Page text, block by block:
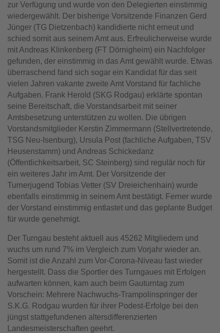
zur Verfügung und wurde von den Delegierten einstimmig
wiedergewählt. Der bisherige Vorsitzende Finanzen Gerd
Jünger (TG Dietzenbach) kandidierte nicht erneut und
schied somit aus seinem Amt aus. Erfreulicherweise wurde
mit Andreas Klinkenberg (FT Dörnigheim) ein Nachfolger
gefunden, der einstimmig in das Amt gewählt wurde. Etwas
überraschend fand sich sogar ein Kandidat für das seit
vielen Jahren vakante zweite Amt Vorstand für fachliche
Aufgaben. Frank Herold (SKG Rodgau) erklärte spontan
seine Bereitschaft, die Vorstandsarbeit mit seiner
Amtsbesetzung unterstützen zu wollen. Die übrigen
Vorstandsmitglieder Kerstin Zimmermann (Stellvertretende,
TSG Neu-Isenburg), Ursula Post (fachliche Aufgaben, TSV
Heusenstamm) und Andreas Schickedanz
(Öffentlichkeitsarbeit, SC Steinberg) sind regulär noch für
ein weiteres Jahr im Amt. Der Vorsitzende der
Turnerjugend Tobias Vetter (SV Dreieichenhain) wurde
ebenfalls einstimmig in seinem Amt bestätigt. Ferner wurde
der Vorstand einstimmig entlastet und das geplante Budget
für wurde genehmigt.
Der Turngau besteht aktuell aus 45262 Mitgliedern und
wuchs um rund 7% im Vergleich zum Vorjahr wieder an.
Somit ist die Anzahl zum Vor-Corona-Niveau fast wieder
hergestellt. Dass die Sportler des Turngaues mit Erfolgen
aufwarten können, kam auch beim Gauturntag zum
Vorschein: Mehrere Nachwuchs-Trampolinspringer der
S.K.G. Rodgau wurden für ihrer Podest-Erfolge bei den
jüngst stattgefundenen altersdifferenzierten
Landesmeisterschaften geehrt.